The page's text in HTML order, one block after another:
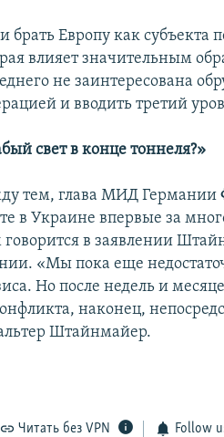
брать Европу как субъекта
влияет значительным
не заинтересована
и вводить третий
свет в конце тоннеля?»
тем, глава МИД Германии
в Украине впервые за
говорится в заявлении
«Мы пока еще
Но после недель и
наконец,
Штайнмайер.
Читать без VPN Follow